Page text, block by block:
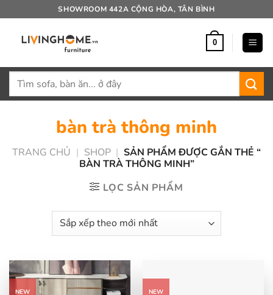
qua
SHOWROOM 442A CỘNG HÒA, TÂN BÌNH
0
Tìm
bàn trà thông minh
TRANG CHỦ | SHOP | SẢN PHẨM ĐƯỢC GẮN THẺ “
BÀN TRÀ THÔNG MINH”
LỌC SẢN PHẨM
NEW NEW